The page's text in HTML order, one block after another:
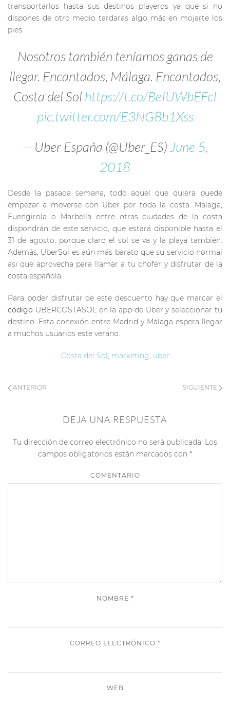
transportarlos hasta sus destinos playeros ya que si no
dispones de otro medio tardaras algo más en mojarte los
pies.
Nosotros también teníamos ganas de
llegar. Encantados, Málaga. Encantados,
Costa del Sol https://t.co/BeIUWbEFcI
pic.twitter.com/E3NG8b1Xss
— Uber España (@Uber_ES) June 5,
2018
Desde la pasada semana, todo aquel que quiera puede
empezar a moverse con Uber por toda la costa. Malaga,
Fuengirola o Marbella entre otras ciudades de la costa
dispondrán de este servicio, que estará disponible hasta el
31 de agosto, porque claro el sol se va y la playa también.
Además, UberSol es aún más barato que su servicio normal
asi que aprovecha para llamar a tu chofer y disfrutar de la
costa española.
Para poder disfrutar de este descuento hay que marcar el
código UBERCOSTASOL en la app de Uber y seleccionar tu
destino. Esta conexión entre Madrid y Málaga espera llegar
a muchos usuarios este verano.
Costa del Sol , marketing, uber
ANTERIOR SIGUIENTE
DEJA UNA RESPUESTA
Tu dirección de correo electrónico no será publicada. Los
campos obligatorios están marcados con *
COMENTARIO
NOMBRE *
CORREO ELECTRÓNICO *
WEB